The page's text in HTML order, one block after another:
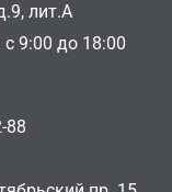
лит.А
9:00 до 18:00
88